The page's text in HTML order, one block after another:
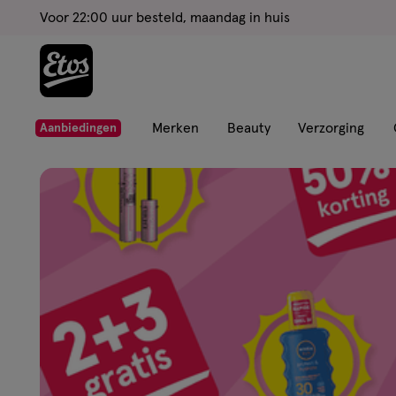
ga
de
hoofd
ga
de
zoekbalk
Voor 22:00 uur besteld, maandag in huis
Aanbiedingen Merken Beauty Verzorging
Etos
Drogist
Alles